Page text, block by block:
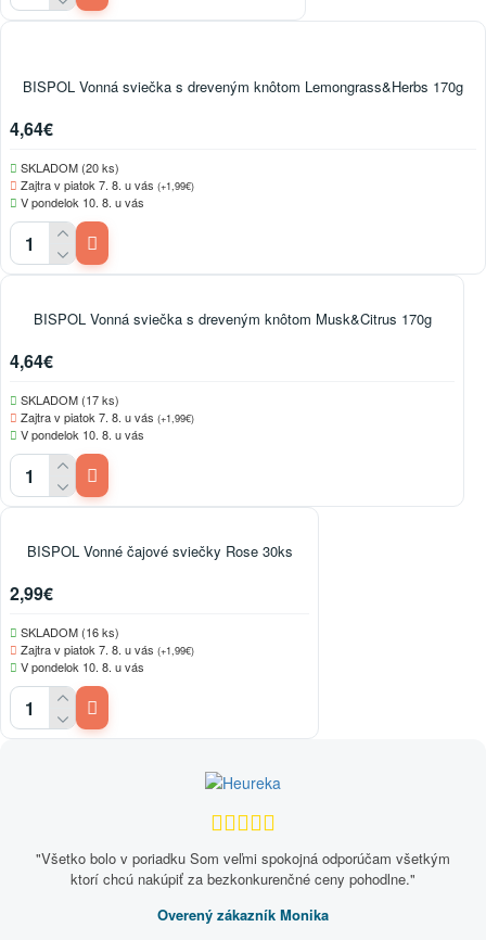
BISPOL Vonná sviečka s dreveným knôtom Lemongrass&Herbs 170g
4,64€
SKLADOM (20 ks)
Zajtra v piatok 7. 8. u vás (+1,99€)
V pondelok 10. 8. u vás
BISPOL Vonná sviečka s dreveným knôtom Musk&Citrus 170g
4,64€
SKLADOM (17 ks)
Zajtra v piatok 7. 8. u vás (+1,99€)
V pondelok 10. 8. u vás
BISPOL Vonné čajové sviečky Rose 30ks
2,99€
SKLADOM (16 ks)
Zajtra v piatok 7. 8. u vás (+1,99€)
V pondelok 10. 8. u vás
"Všetko bolo v poriadku Som veľmi spokojná odporúčam všetkým
ktorí chcú nakúpiť za bezkonkurenčné ceny pohodlne."
Overený zákazník Monika